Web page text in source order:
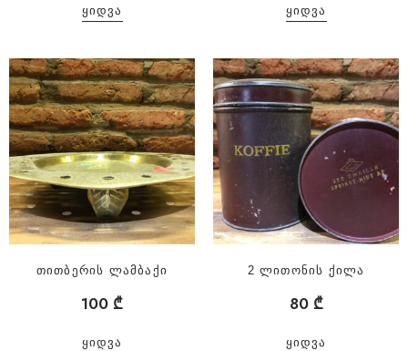
ᲧᲘᲓᲕᲐ ᲧᲘᲓᲕᲐ
თითბერის ლამბაქი
100 ₾
ᲧᲘᲓᲕᲐ
2 ლითონის ქილა
80 ₾
ᲧᲘᲓᲕᲐ